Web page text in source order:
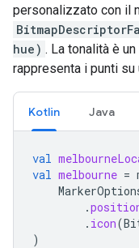
personalizzato con il
hue) . La tonalità è
rappresenta i punti su
Kotlin Java
val
val melbourne =
.
. icon(
)